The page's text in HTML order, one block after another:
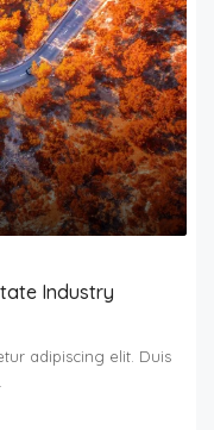
Industry
adipiscing elit. Duis